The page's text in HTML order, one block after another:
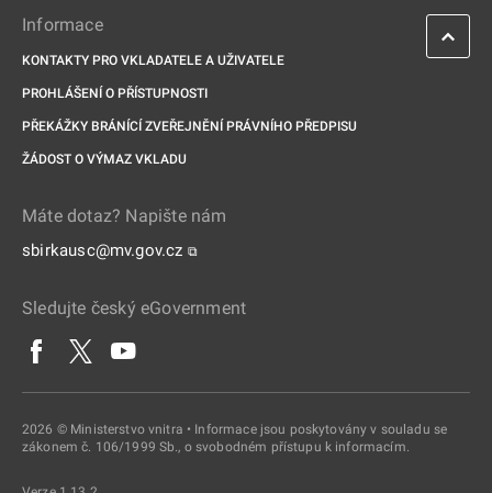
Informace
KONTAKTY PRO VKLADATELE A UŽIVATELE
PROHLÁŠENÍ O PŘÍSTUPNOSTI
PŘEKÁŽKY BRÁNÍCÍ ZVEŘEJNĚNÍ PRÁVNÍHO PŘEDPISU
ŽÁDOST O VÝMAZ VKLADU
Máte dotaz? Napište nám
sbirkausc@mv.gov.cz ⧉
Sledujte český eGovernment
2026 © Ministerstvo vnitra • Informace jsou poskytovány v souladu se
zákonem č. 106/1999 Sb., o svobodném přístupu k informacím.